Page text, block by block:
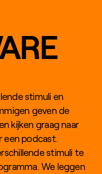
stimuli en
geven de
kijken graag naar
een podcast.
stimuli te
We leggen